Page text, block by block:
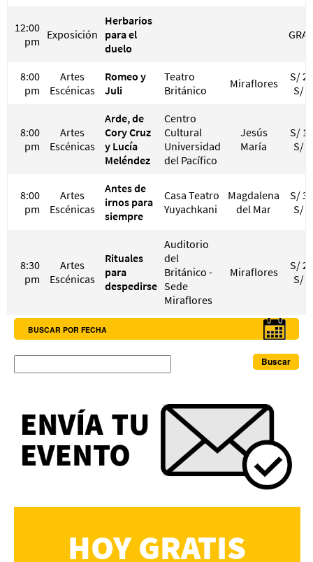
12:00
pm Exposición
Herbarios
para el
duelo
8:00
pm
Artes
Escénicas
Romeo y
Juli
Teatro
Británico
Miraflores
S/
S/
8:00
pm
Artes
Escénicas
Arde, de
Cory Cruz
y Lucía
Meléndez
Centro
Cultural
Universidad
del Pacífico
Jesús
María
S/
S/
8:00
pm
Artes
Escénicas
Antes de
irnos para
siempre
Casa Teatro
Yuyachkani
Magdalena
del Mar
S/
S/
8:30
pm
Artes
Escénicas
Rituales
para
despedirse
Auditorio
del
Británico -
Sede
Miraflores
Miraflores
S/
S/
BUSCAR POR FECHA
HOY GRATIS